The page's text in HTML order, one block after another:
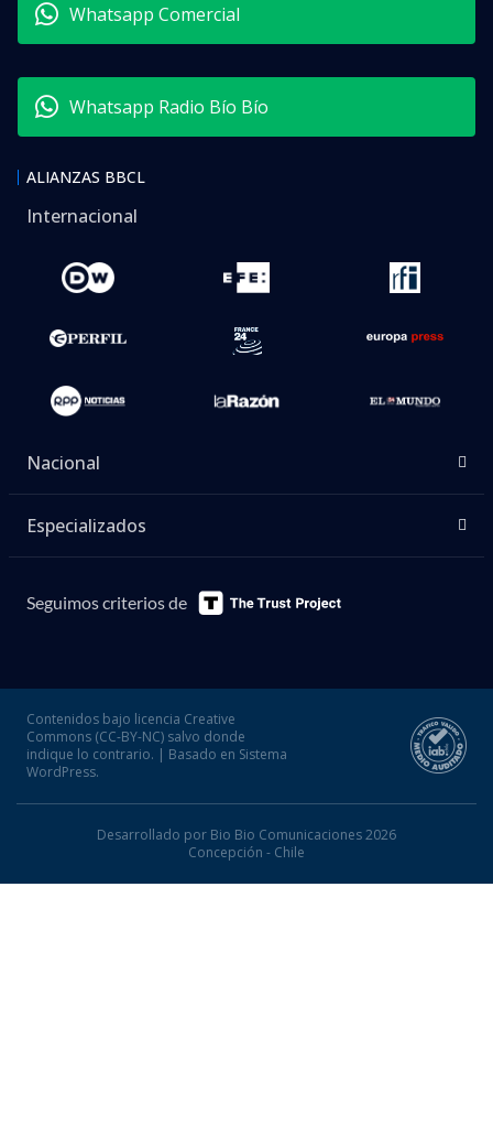
Whatsapp Comercial
Whatsapp Radio Bío Bío
ALIANZAS BBCL
Internacional
Nacional
Especializados
Seguimos criterios de
Contenidos bajo licencia Creative
Commons (CC-BY-NC) salvo donde
indique lo contrario. | Basado en Sistema
WordPress.
Desarrollado por Bio Bio Comunicaciones 2026
Concepción - Chile